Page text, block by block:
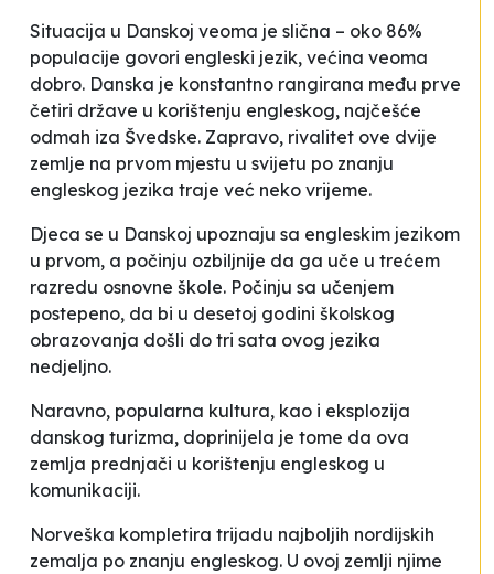
Situacija u Danskoj veoma je slična – oko 86%
populacije govori engleski jezik, većina veoma
dobro. Danska je konstantno rangirana među prve
četiri države u korištenju engleskog, najčešće
odmah iza Švedske. Zapravo, rivalitet ove dvije
zemlje na prvom mjestu u svijetu po znanju
engleskog jezika traje već neko vrijeme.
Djeca se u Danskoj upoznaju sa engleskim jezikom
u prvom, a počinju ozbiljnije da ga uče u trećem
razredu osnovne škole. Počinju sa učenjem
postepeno, da bi u desetoj godini školskog
obrazovanja došli do tri sata ovog jezika
nedjeljno.
Naravno, popularna kultura, kao i eksplozija
danskog turizma, doprinijela je tome da ova
zemlja prednjači u korištenju engleskog u
komunikaciji.
Norveška kompletira trijadu najboljih nordijskih
zemalja po znanju engleskog. U ovoj zemlji njime